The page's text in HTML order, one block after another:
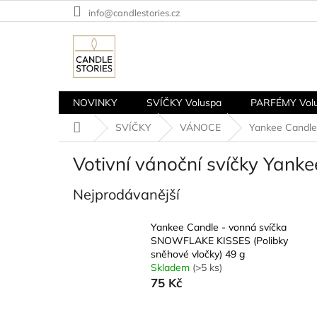
na
info@candlestories.cz
NOVINKY SVÍČKY Voluspa PARFÉMY
Domů
SVÍČKY VÁNOCE Yankee Candle
Votivní vánoční svíčky
Nejprodávanější
Yankee Candle - vonná svíčka
SNOWFLAKE KISSES (Polibky
sněhové vločky) 49 g
Skladem (>5 ks)
75 Kč